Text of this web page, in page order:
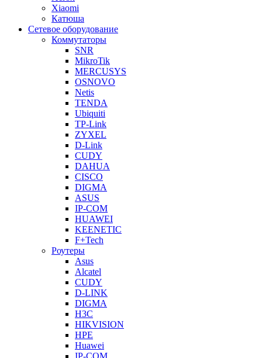
Xiaomi
Катюша
Сетевое оборудование
Коммутаторы
SNR
MikroTik
MERCUSYS
OSNOVO
Netis
TENDA
Ubiquiti
TP-Link
ZYXEL
D-Link
CUDY
DAHUA
CISCO
DIGMA
ASUS
IP-COM
HUAWEI
KEENETIC
F+Tech
Роутеры
Asus
Alcatel
CUDY
D-LINK
DIGMA
H3C
HIKVISION
HPE
Huawei